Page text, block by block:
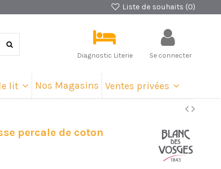
Liste de souhaits (0)
Diagnostic Literie Se connecter
lit Nos Magasins Ventes privées
percale de coton